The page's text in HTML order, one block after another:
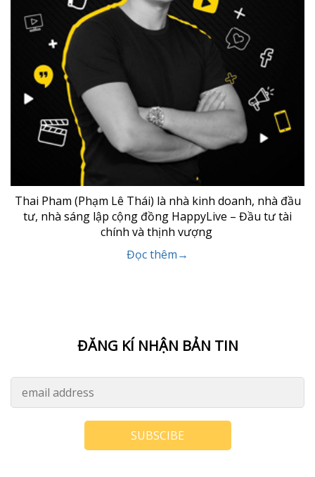
Thai Pham (Phạm Lê Thái) là nhà kinh doanh, nhà đầu
tư, nhà sáng lập cộng đồng HappyLive – Đầu tư tài
chính và thịnh vượng
Đọc thêm→
ĐĂNG KÍ NHẬN BẢN TIN
SUBSCIBE